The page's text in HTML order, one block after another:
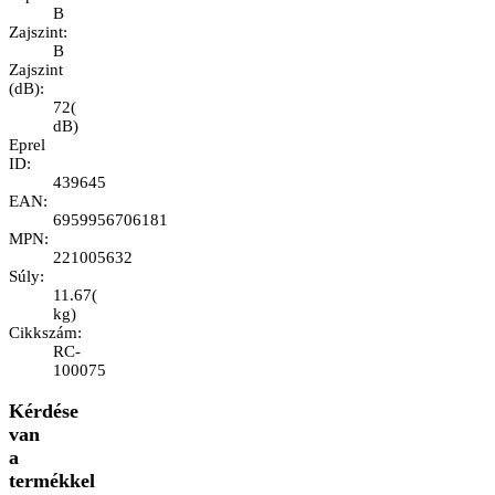
B
Zajszint:
B
Zajszint
(dB):
72(
dB)
Eprel
ID:
439645
EAN:
6959956706181
MPN:
221005632
Súly:
11.67(
kg)
Cikkszám:
RC-
100075
Kérdése
van
a
termékkel